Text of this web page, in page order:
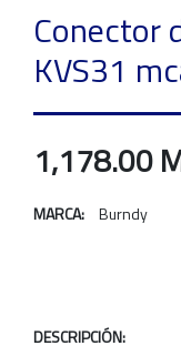
Conector
KVS31
1,178.00
MARCA: Burndy
DESCRIPCIÓN: